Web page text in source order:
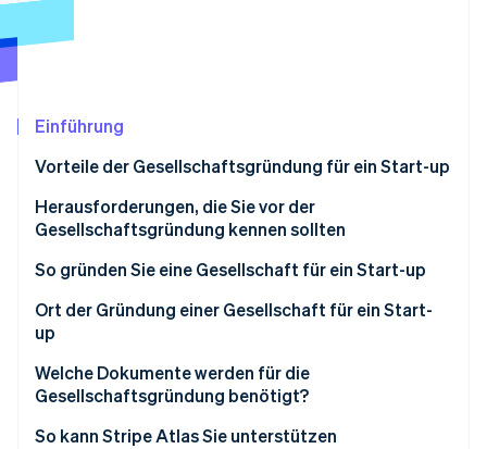
Betrugsprävention
Atlas
Online-Identitätsprüfung
Erfahren Sie, wie Stripe Lösungen für
Einführung
Vorteile der Gesellschaftsgründung für ein Start-up
Herausforderungen, die Sie vor der
Gesellschaftsgründung kennen sollten
So gründen Sie eine Gesellschaft für ein Start-up
Arten von Unternehmensstrukturen
Schritt für Schritt: So gründen Sie eine Gesellschaft
für ein Start-up
Best Practices zur Gründung einer Gesellschaft für
ein Start-up
Ort der Gründung einer Gesellschaft für ein Start-
up
Delaware
Welche Dokumente werden für die
Gesellschaftsgründung benötigt?
So kann Stripe Atlas Sie unterstützen